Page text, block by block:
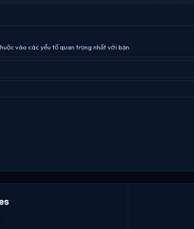
vào các yếu tố quan trọng nhất với bạn.